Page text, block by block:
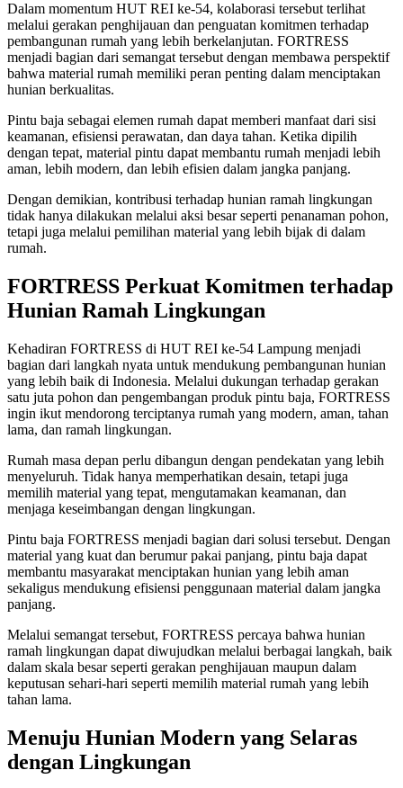
Dalam momentum HUT REI ke-54, kolaborasi tersebut terlihat
melalui gerakan penghijauan dan penguatan komitmen terhadap
pembangunan rumah yang lebih berkelanjutan. FORTRESS
menjadi bagian dari semangat tersebut dengan membawa perspektif
bahwa material rumah memiliki peran penting dalam menciptakan
hunian berkualitas.
Pintu baja sebagai elemen rumah dapat memberi manfaat dari sisi
keamanan, efisiensi perawatan, dan daya tahan. Ketika dipilih
dengan tepat, material pintu dapat membantu rumah menjadi lebih
aman, lebih modern, dan lebih efisien dalam jangka panjang.
Dengan demikian, kontribusi terhadap hunian ramah lingkungan
tidak hanya dilakukan melalui aksi besar seperti penanaman pohon,
tetapi juga melalui pemilihan material yang lebih bijak di dalam
rumah.
FORTRESS Perkuat Komitmen terhadap
Hunian Ramah Lingkungan
Kehadiran FORTRESS di HUT REI ke-54 Lampung menjadi
bagian dari langkah nyata untuk mendukung pembangunan hunian
yang lebih baik di Indonesia. Melalui dukungan terhadap gerakan
satu juta pohon dan pengembangan produk pintu baja, FORTRESS
ingin ikut mendorong terciptanya rumah yang modern, aman, tahan
lama, dan ramah lingkungan.
Rumah masa depan perlu dibangun dengan pendekatan yang lebih
menyeluruh. Tidak hanya memperhatikan desain, tetapi juga
memilih material yang tepat, mengutamakan keamanan, dan
menjaga keseimbangan dengan lingkungan.
Pintu baja FORTRESS menjadi bagian dari solusi tersebut. Dengan
material yang kuat dan berumur pakai panjang, pintu baja dapat
membantu masyarakat menciptakan hunian yang lebih aman
sekaligus mendukung efisiensi penggunaan material dalam jangka
panjang.
Melalui semangat tersebut, FORTRESS percaya bahwa hunian
ramah lingkungan dapat diwujudkan melalui berbagai langkah, baik
dalam skala besar seperti gerakan penghijauan maupun dalam
keputusan sehari-hari seperti memilih material rumah yang lebih
tahan lama.
Menuju Hunian Modern yang Selaras
dengan Lingkungan